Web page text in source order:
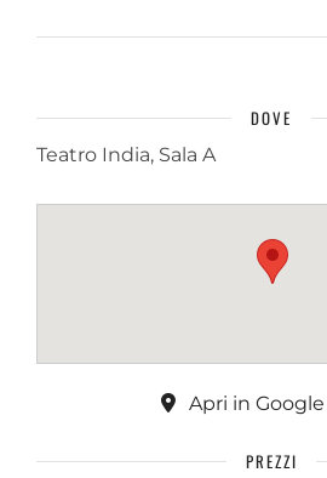
DOVE
Teatro India, Sala A
Apri in
PREZZI